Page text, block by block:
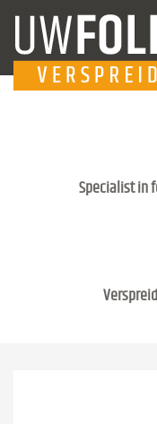
Specialist in